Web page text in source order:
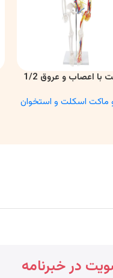
بیشتر
با اعصاب و عروق 1/2
ماکت اسکلت و استخوان
در خبرنامه